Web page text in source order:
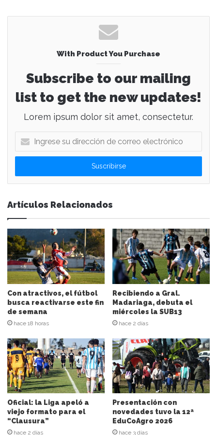
With Product You Purchase
Subscribe to our mailing
list to get the new updates!
Lorem ipsum dolor sit amet, consectetur.
g
e
s
u
d
i
r
e
c
c
i
ó
n
d
c
o
r
r
e
o
e
l
e
c
Artículos Relacionados
Con atractivos, el fútbol
busca reactivarse este fin
de semana
hace 18 horas
Recibiendo a Gral.
Madariaga, debuta el
miércoles la SUB13
hace 2 días
Oficial: la Liga apeló a
viejo formato para el
“Clausura”
hace 2 días
Presentación con
novedades tuvo la 12ª
EduCoAgro 2026
hace 3 días